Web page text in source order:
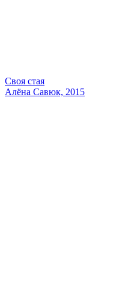
Своя стая
Алёна Савюк, 2015